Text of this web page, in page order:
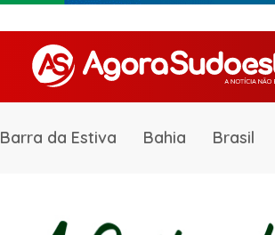
Barra da Estiva Bahia Brasil